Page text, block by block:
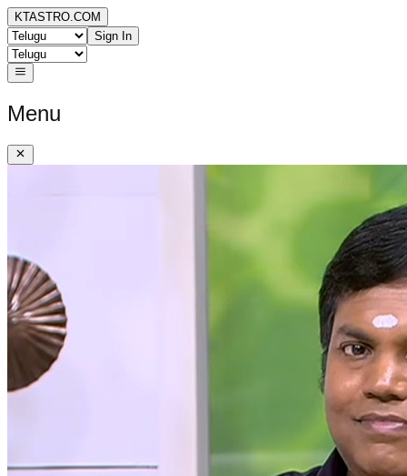
KTASTRO.COM
Sign In
Menu